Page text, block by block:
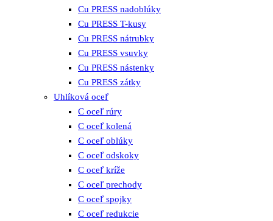
Cu PRESS nadoblúky
Cu PRESS T-kusy
Cu PRESS nátrubky
Cu PRESS vsuvky
Cu PRESS nástenky
Cu PRESS zátky
Uhlíková oceľ
C oceľ rúry
C oceľ kolená
C oceľ oblúky
C oceľ odskoky
C oceľ kríže
C oceľ prechody
C oceľ spojky
C oceľ redukcie